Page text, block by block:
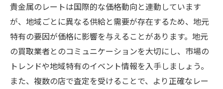
貴金属のレートは国際的な価格動向と連動しています
が、地域ごとに異なる供給と需要が存在するため、地元
特有の要因が価格に影響を与えることがあります。地元
の買取業者とのコミュニケーションを大切にし、市場の
トレンドや地域特有のイベント情報を入手しましょう。
また、複数の店で査定を受けることで、より正確なレー